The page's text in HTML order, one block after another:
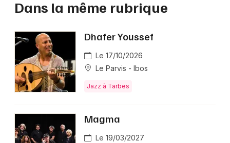
Dans la même rubrique
Dhafer Youssef
Le 17/10/2026
Le Parvis - Ibos
Jazz à Tarbes
Magma
Le 19/03/2027